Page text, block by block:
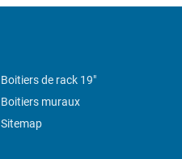
Boitiers de rack 19"
Boitiers muraux
Sitemap